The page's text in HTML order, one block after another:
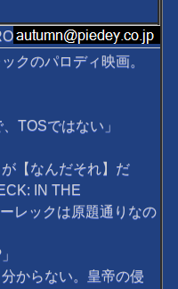
クのパロディ映画。
TOSではない」
【なんだそれ】だ
IN THE
レックは原題通りなの
からない。皇帝の侵